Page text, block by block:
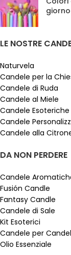
LE NOSTRE
Naturvela
Candele per la
Candele di Ruda
Candele al Miele
Candele Esoteriche
Candele
Candele alla
DA NON PERDERE
Candele
Fusión Candle
Fantasy Candle
Candele di Sale
Kit Esoterici
Candele per
Olio Essenziale